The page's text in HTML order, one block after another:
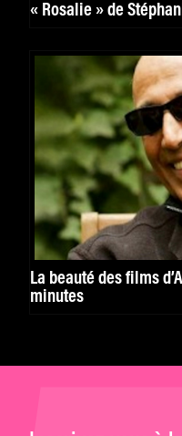
« Rosalie » de
La beauté des films
minutes